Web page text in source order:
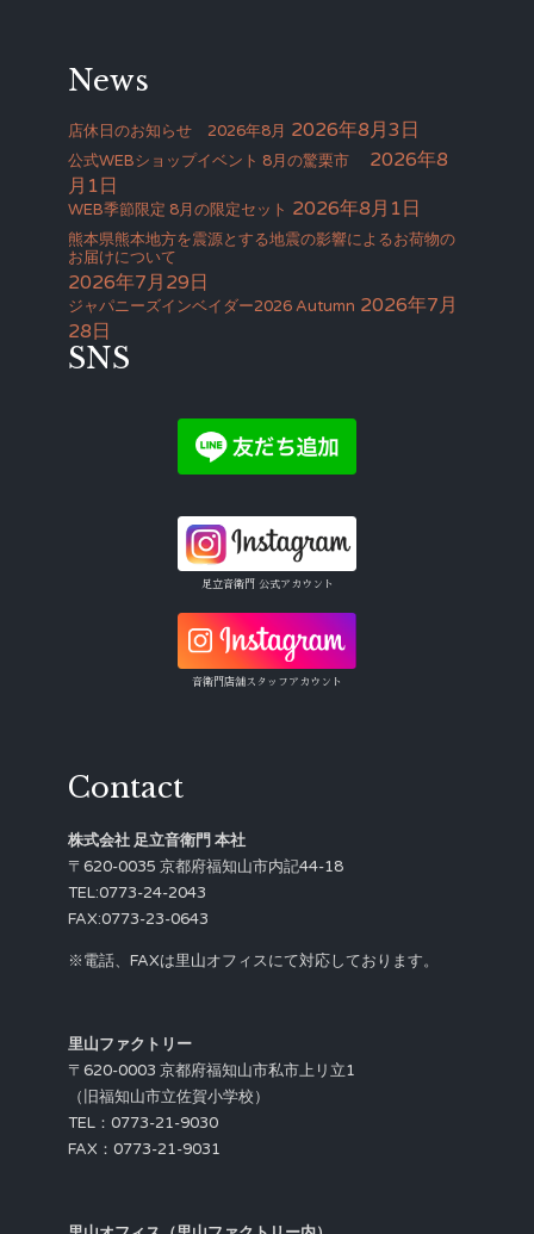
News
店休日のお知らせ 2026年8月 2026年8月3日
公式WEBショップイベント 8月の驚栗市
2026年8
月1日
WEB季節限定 8月の限定セット 2026年8月1日
熊本県熊本地方を震源とする地震の影響によるお荷物の
お届けについて
2026年7月29日
ジャパニーズインベイダー2026 Autumn 2026年7月
28日
SNS
足立音衛門 公式アカウント
音衛門店舗スタッフアカウント
Contact
株式会社 足立音衛門 本社
〒620-0035 京都府福知山市内記44-18
TEL:0773-24-2043
FAX:0773-23-0643
※電話、FAXは里山オフィスにて対応しております。
里山ファクトリー
〒620-0003 京都府福知山市私市上リ立1
（旧福知山市立佐賀小学校）
TEL：0773-21-9030
FAX：0773-21-9031